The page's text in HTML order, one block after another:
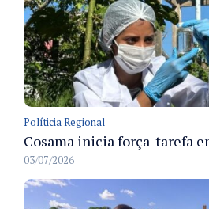
Políticia Regional
03/07/2026